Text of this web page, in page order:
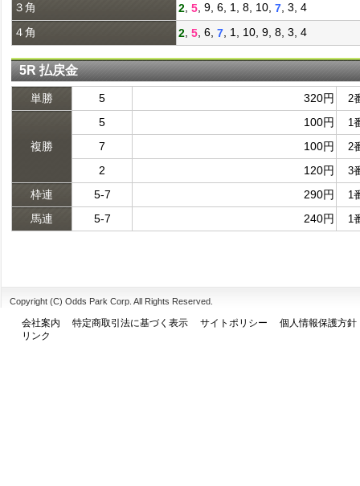
３角
2 5 , 9, 6, 1, 8, 10, 7 , 3, 4
４角
2 5 , 6, 7 , 1, 10, 9, 8, 3, 4
5R 払戻金
単勝 5 320円 2
複勝
5 100円 1
7 100円 2
2 120円 3
枠連 5-7 290円 1
馬連 5-7 240円 1
Copyright (C) Odds Park Corp. All Rights Reserved.
会社案内 特定商取引法に基づく表示 サイトポリシー
個人情報保護方針
リンク